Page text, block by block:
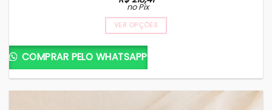
no Pix
VER OPÇÕES
COMPRAR PELO WHATSAPP